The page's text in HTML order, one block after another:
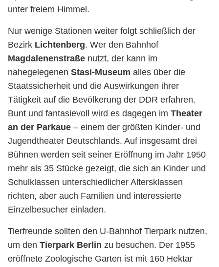
unter freiem Himmel.
Nur wenige Stationen weiter folgt schließlich der
Bezirk Lichtenberg. Wer den Bahnhof
Magdalenenstraße nutzt, der kann im
nahegelegenen Stasi-Museum alles über die
Staatssicherheit und die Auswirkungen ihrer
Tätigkeit auf die Bevölkerung der DDR erfahren.
Bunt und fantasievoll wird es dagegen im Theater
an der Parkaue – einem der größten Kinder- und
Jugendtheater Deutschlands. Auf insgesamt drei
Bühnen werden seit seiner Eröffnung im Jahr 1950
mehr als 35 Stücke gezeigt, die sich an Kinder und
Schulklassen unterschiedlicher Altersklassen
richten, aber auch Familien und interessierte
Einzelbesucher einladen.
Tierfreunde sollten den U-Bahnhof Tierpark nutzen,
um den Tierpark Berlin zu besuchen. Der 1955
eröffnete Zoologische Garten ist mit 160 Hektar